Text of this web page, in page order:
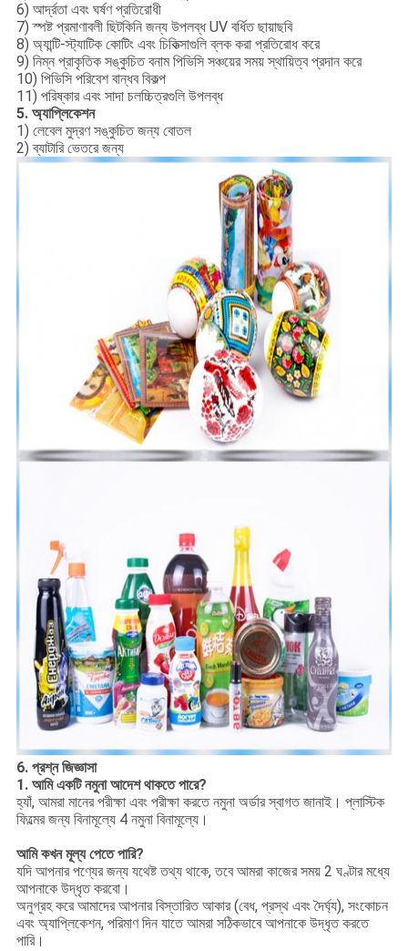
6) আর্দ্রতা এবং ঘর্ষণ প্রতিরোধী
7) স্পষ্ট প্রমাণাবলী ছিটকিনি জন্য উপলব্ধ UV বর্ধিত ছায়াছবি
8) অ্যান্টি-স্ট্যাটিক কোটিং এবং চিকিত্সাগুলি ব্লক করা প্রতিরোধ করে
9) নিম্ন প্রাকৃতিক সঙ্কুচিত বনাম পিভিসি সঞ্চয়ের সময় স্থায়িত্ব প্রদান করে
10) পিভিসি পরিবেশ বান্ধব বিকল্প
11) পরিষ্কার এবং সাদা চলচ্চিত্রগুলি উপলব্ধ
5. অ্যাপ্লিকেশন
1) লেবেল মুদ্রণ সঙ্কুচিত জন্য বোতল
2) ব্যাটারি ভেতরে জন্য
6. প্রশ্ন জিজ্ঞাসা
1. আমি একটি নমুনা আদেশ থাকতে পারে?
হ্যাঁ, আমরা মানের পরীক্ষা এবং পরীক্ষা করতে নমুনা অর্ডার স্বাগত জানাই। প্লাস্টিক
ফিল্মের জন্য বিনামূল্যে 4 নমুনা বিনামূল্যে।
আমি কখন মূল্য পেতে পারি?
যদি আপনার পণ্যের জন্য যথেষ্ট তথ্য থাকে, তবে আমরা কাজের সময় 2 ঘণ্টার মধ্যে
আপনাকে উদ্ধৃত করবো।
অনুগ্রহ করে আমাদের আপনার বিস্তারিত আকার (বেধ, প্রস্থ এবং দৈর্ঘ্য), সংকোচন
এবং অ্যাপ্লিকেশন, পরিমাণ দিন যাতে আমরা সঠিকভাবে আপনাকে উদ্ধৃত করতে
পারি।